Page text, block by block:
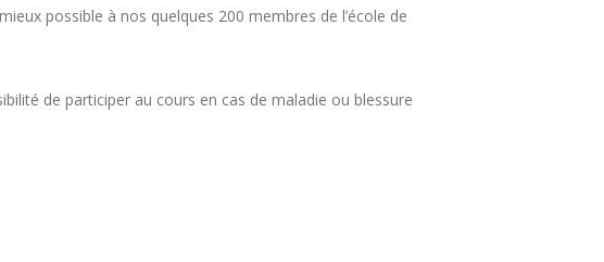
possible à nos quelques 200 membres de l’école de
de participer au cours en cas de maladie ou blessure